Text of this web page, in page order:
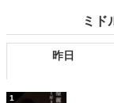
ミド
昨日
1